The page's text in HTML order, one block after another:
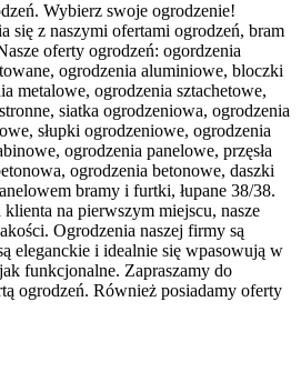
Wybierz swoje ogrodzenie!
się z naszymi ofertami ogrodzeń, bram
oferty ogrodzeń: ogordzenia
ogrodzenia aluminiowe, bloczki
metalowe, ogrodzenia sztachetowe,
siatka ogrodzeniowa, ogrodzenia
słupki ogrodzeniowe, ogrodzenia
ogrodzenia panelowe, przęsła
ogrodzenia betonowe, daszki
bramy i furtki, łupane 38/38.
na pierwszym miejscu, nasze
Ogrodzenia naszej firmy są
eleganckie i idealnie się wpasowują w
funkcjonalne. Zapraszamy do
ogrodzeń. Również posiadamy oferty